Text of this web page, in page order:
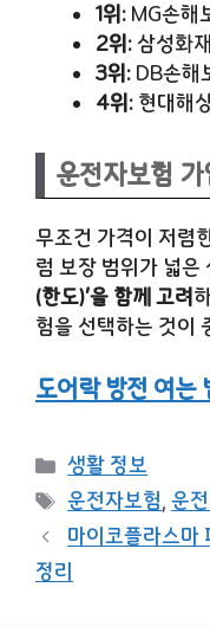
1위: MG손해
2위: 삼성화재
3위: DB손해
4위: 현대해
운전자보험 가
무조건 가격이 저렴
럼 보장 범위가 넓은
(한도)’을 함께 고려
험을 선택하는 것이
도어락 방전 여는
카
테
리
생활 정보
태
그
운전자보험 ,운
마이코플라스마
정리